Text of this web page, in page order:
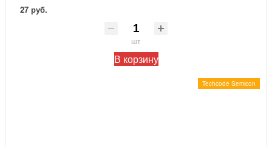
27 руб.
шт
В корзину
Techcode Semicon